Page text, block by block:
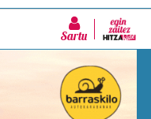
Sartu